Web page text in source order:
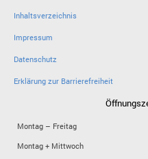
Inhaltsverzeichnis
Impressum
Datenschutz
Erklärung zur Barrierefreiheit
Montag – Freitag
Montag + Mittwoch